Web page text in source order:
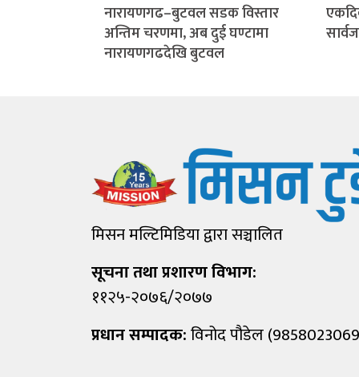
नारायणगढ–बुटवल सडक विस्तार
अन्तिम चरणमा, अब दुई घण्टामा
नारायणगढदेखि बुटवल
मिसन मल्टिमिडिया द्वारा सञ्चालित
सूचना तथा प्रशारण विभाग:
११२५-२०७६/२०७७
प्रधान सम्पादक:विनोद पौडेल